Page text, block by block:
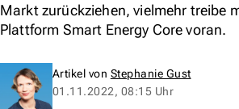
Markt zurückziehen, vielmehr treibe
Plattform Smart Energy Core voran.
Artikel von Stephanie Gust
01.11.2022, 08:15 Uhr